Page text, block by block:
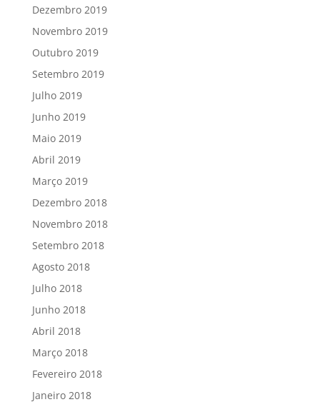
Dezembro 2019
Novembro 2019
Outubro 2019
Setembro 2019
Julho 2019
Junho 2019
Maio 2019
Abril 2019
Março 2019
Dezembro 2018
Novembro 2018
Setembro 2018
Agosto 2018
Julho 2018
Junho 2018
Abril 2018
Março 2018
Fevereiro 2018
Janeiro 2018